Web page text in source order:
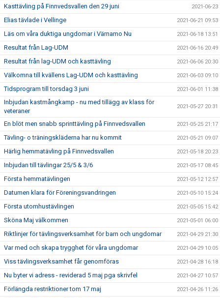
Kasttävling på Finnvedsvallen den 29 juni 2021-06-23
Elias tävlade i Vellinge 2021-06-21 09:53
Läs om våra duktiga ungdomar i Värnamo Nu 2021-06-18 13:51
Resultat från Lag-UDM 2021-06-16 20:49
Resultat från lag-UDM och kasttävling 2021-06-06 20:30
Välkomna till kvällens Lag-UDM och kasttävling 2021-06-03 09:10
Tidsprogram till torsdag 3 juni 2021-06-01 11:38
Inbjudan kastmångkamp - nu med tillägg av klass för
veteraner
2021-05-27 20:31
En blöt men snabb sprinttävling på Finnvedsvallen 2021-05-25 21:17
Tävling- o träningskläderna har nu kommit 2021-05-21 09:07
Härlig hemmatävling på Finnvedsvallen 2021-05-18 20:23
Inbjudan till tävlingar 25/5 & 3/6 2021-05-17 08:45
Första hemmatävlingen 2021-05-12 12:57
Datumen klara för Föreningsvandringen 2021-05-10 15:24
Första utomhustävlingen 2021-05-05 15:42
Sköna Maj välkommen 2021-05-01 06:00
Riktlinjer för tävlingsverksamhet för barn och ungdomar 2021-04-29 21:30
Var med och skapa trygghet för våra ungdomar 2021-04-29 10:05
Viss tävlingsverksamhet får genomföras 2021-04-28 16:18
Nu byter vi adress - reviderad 5 maj pga skrivfel 2021-04-27 10:57
Förlängda restriktioner tom 17 maj 2021-04-26 11:26